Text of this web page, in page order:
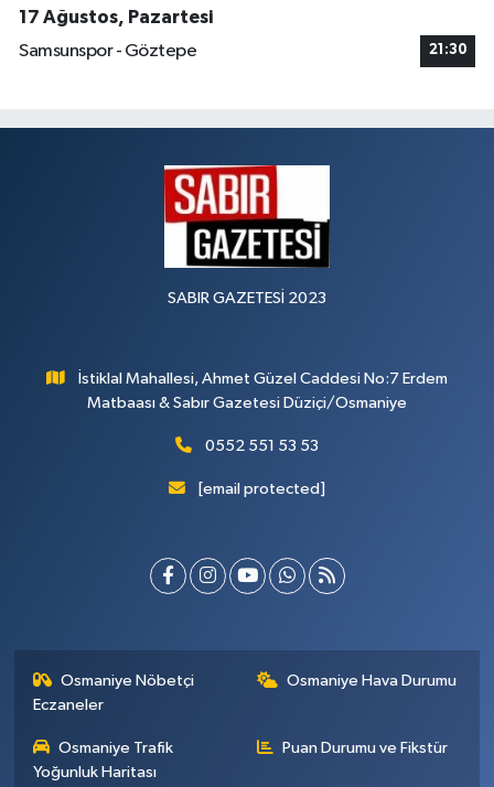
17 Ağustos, Pazartesi
Samsunspor - Göztepe
21:30
SABIR GAZETESİ 2023
İstiklal Mahallesi, Ahmet Güzel Caddesi No:7 Erdem
Matbaası & Sabır Gazetesi Düziçi/Osmaniye
0552 551 53 53
[email protected]
Osmaniye Nöbetçi
Eczaneler
Osmaniye Hava Durumu
Osmaniye Trafik
Yoğunluk Haritası
Puan Durumu ve Fikstür